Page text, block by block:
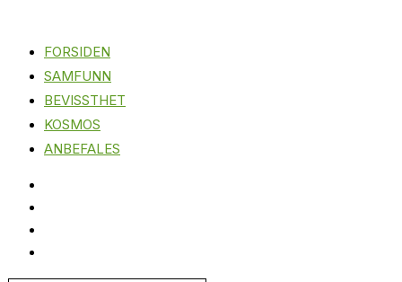
FORSIDEN
SAMFUNN
BEVISSTHET
KOSMOS
ANBEFALES